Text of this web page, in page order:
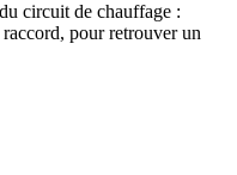
circuit de chauffage :
pour retrouver un